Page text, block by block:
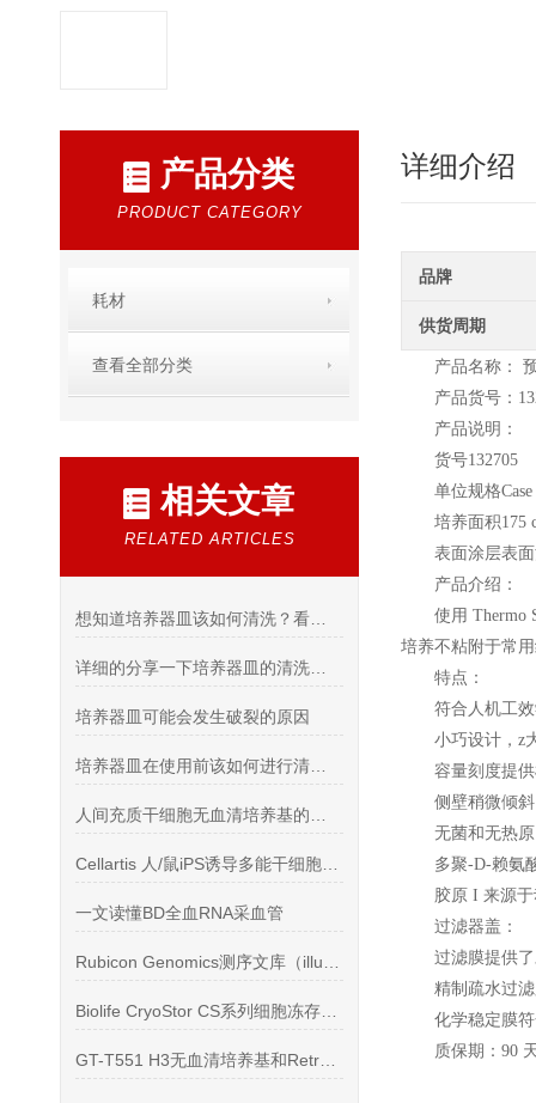
产品分类
PRODUCT CATEGORY
耗材
查看全部分类
相关文章
RELATED ARTICLES
培养器皿可能会发生破裂的原因
一文读懂BD全血RNA采血管
详细介绍
品牌
供货周期
产品名称：
产品货号：
产品说明：
货号132705
单位规格
培养面积175
表面涂层表
产品介绍：
使用
培养不粘附于常
特点：
符合人机工
小巧设计，z
容量刻度提
侧壁稍微倾
无菌和无热原
多聚-D-赖氨
胶原 I 来源
过滤器盖：
过滤膜提供
精制疏水过
化学稳定膜
质保期：90